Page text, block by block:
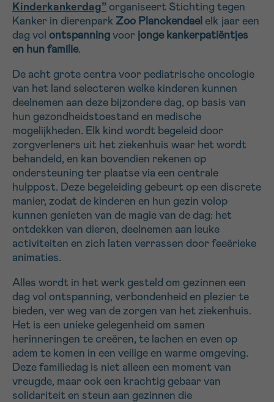
Kinderkankerdag” organiseert Stichting tegen
Kanker in dierenpark Zoo Planckendael elk jaar een
dag vol ontspanning voor jonge kankerpatiëntjes
en hun familie.
De acht grote centra voor pediatrische oncologie
van het land selecteren welke kinderen kunnen
deelnemen aan deze bijzondere dag, op basis van
hun gezondheidstoestand en medische
mogelijkheden. Elk kind wordt begeleid door
zorgverleners uit het ziekenhuis waar het wordt
behandeld, en kan bovendien rekenen op
ondersteuning ter plaatse via een centrale
hulppost. Deze begeleiding gebeurt op een discrete
manier, zodat de kinderen en hun gezin volop
kunnen genieten van de magie van de dag: het
ontdekken van dieren, deelnemen aan leuke
activiteiten en zich laten verrassen door feeërieke
animaties.
Alles wordt in het werk gesteld om gezinnen een
dag vol ontspanning, verbondenheid en plezier te
bieden, ver weg van de zorgen van het ziekenhuis.
Het is een unieke gelegenheid om samen
herinneringen te creëren, te lachen en even op
adem te komen in een veilige en warme omgeving.
Deze familiedag is niet alleen een moment van
vreugde, maar ook een krachtig gebaar van
solidariteit en steun aan gezinnen die
VOORNAAM
Via ons
contactformulier
Ik wil graag opgebeld worden
Meer weten over Kankerinfo
TERUG
VOORNAAM
EMAIL
MIJN VRAAG
Ja, stuur mij de nieuwsbrief
Ik aanvaard degebruiksvoorwaarden
*VERPLICHT VELD
Sturen
9h-11h
11h-13h
16h-18h
Verder